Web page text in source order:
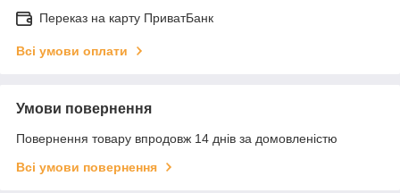
Переказ на карту ПриватБанк
Всі умови оплати
Умови повернення
Повернення товару впродовж 14 днів за домовленістю
Всі умови повернення